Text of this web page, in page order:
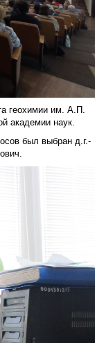
геохимии им. А.П.
академии наук.
был выбран д.г.-